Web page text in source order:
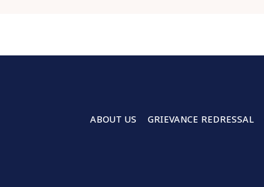
ABOUT US GRIEVANCE REDRESSAL